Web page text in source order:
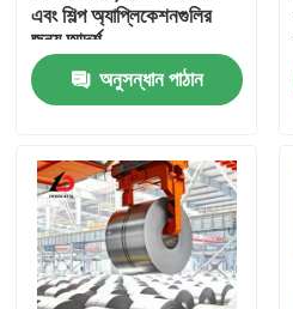
পণ্য
ভিডিও
এবং শিল্প অ্যাপ্লিকেশনগুলির
জন্য আদর্শ
অনুসন্ধান পাঠান